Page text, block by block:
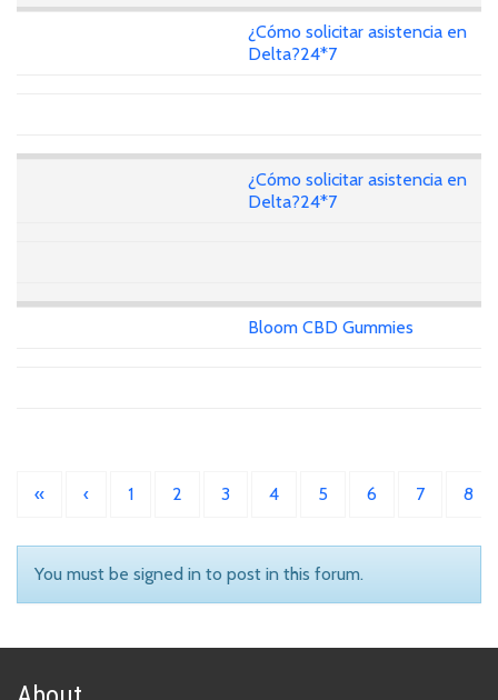
¿Cómo solicitar asistencia en
Delta?24*7
¿Cómo solicitar asistencia en
Delta?24*7
Bloom CBD Gummies
« ‹ 1 2 3 4 5 6 7 8
You must be signed in to post in this forum.